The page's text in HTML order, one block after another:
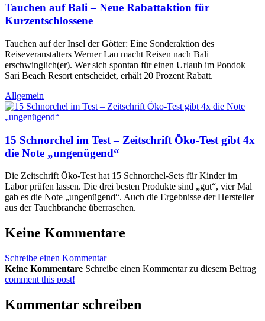
Tauchen auf Bali – Neue Rabattaktion für
Kurzentschlossene
Tauchen auf der Insel der Götter: Eine Sonderaktion des
Reiseveranstalters Werner Lau macht Reisen nach Bali
erschwinglich(er). Wer sich spontan für einen Urlaub im Pondok
Sari Beach Resort entscheidet, erhält 20 Prozent Rabatt.
Allgemein
15 Schnorchel im Test – Zeitschrift Öko-Test gibt 4x
die Note „ungenügend“
Die Zeitschrift Öko-Test hat 15 Schnorchel-Sets für Kinder im
Labor prüfen lassen. Die drei besten Produkte sind „gut“, vier Mal
gab es die Note „ungenügend“. Auch die Ergebnisse der Hersteller
aus der Tauchbranche überraschen.
Keine Kommentare
Schreibe einen Kommentar
Keine Kommentare Schreibe einen Kommentar zu diesem Beitrag
comment this post!
Kommentar schreiben